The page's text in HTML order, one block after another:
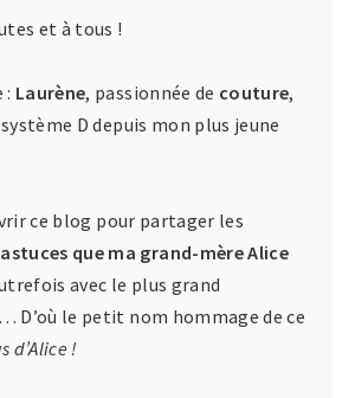
et à tous !
: Laurène, passionnée de couture,
D depuis mon plus jeune
ce blog pour partager les
astuces que ma grand-mère Alice
avec le plus grand
D’où le petit nom hommage de ce
d’Alice !